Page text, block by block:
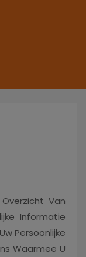
Van
Informatie
Persoonlijke
Waarmee U